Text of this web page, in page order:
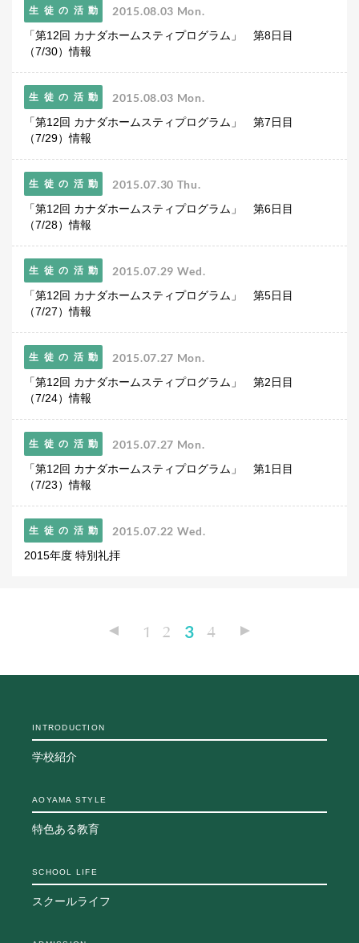
生徒の活動 2015.08.03 Mon.
「第12回 カナダホームスティプログラム」 第8日目
（7/30）情報
生徒の活動 2015.08.03 Mon.
「第12回 カナダホームスティプログラム」 第7日目
（7/29）情報
生徒の活動 2015.07.30 Thu.
「第12回 カナダホームスティプログラム」 第6日目
（7/28）情報
生徒の活動 2015.07.29 Wed.
「第12回 カナダホームスティプログラム」 第5日目
（7/27）情報
生徒の活動 2015.07.27 Mon.
「第12回 カナダホームスティプログラム」 第2日目
（7/24）情報
生徒の活動 2015.07.27 Mon.
「第12回 カナダホームスティプログラム」 第1日目
（7/23）情報
生徒の活動 2015.07.22 Wed.
2015年度 特別礼拝
1 2 3 4
INTRODUCTION
学校紹介
AOYAMA STYLE
特色ある教育
SCHOOL LIFE
スクールライフ